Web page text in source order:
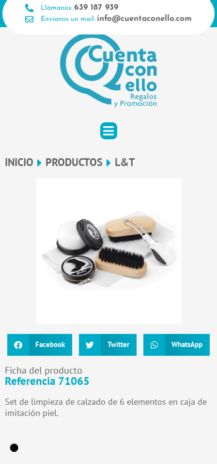
Ir
al
contenido
Llámanos: 639 187 939
Envíanos un mail: info@cuentaconello.com
INICIO PRODUCTOS L&T
Facebook Twitter WhatsApp
Ficha del producto
Referencia 71065
Set de limpieza de calzado de 6 elementos en caja de
imitación piel.